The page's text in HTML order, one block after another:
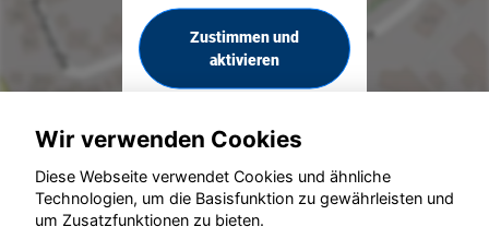
Zustimmen und
aktivieren
© konjunkturmotor.de GmbH 2020 - 2026
Wir verwenden Cookies
Diese Webseite verwendet Cookies und ähnliche
Technologien, um die Basisfunktion zu gewährleisten und
um Zusatzfunktionen zu bieten.